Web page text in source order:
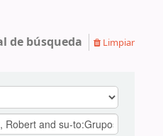
de búsqueda Limpiar